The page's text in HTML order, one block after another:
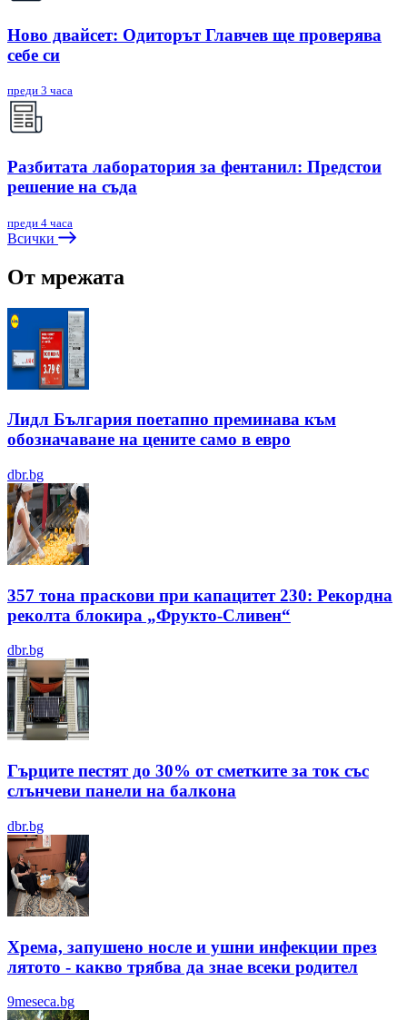
Ново двайсет: Одиторът Главчев ще проверява
себе си
преди 3 часа
Разбитата лаборатория за фентанил: Предстои
решение на съда
преди 4 часа
Всички
От мрежата
Лидл България поетапно преминава към
обозначаване на цените само в евро
dbr.bg
357 тона праскови при капацитет 230: Рекордна
реколта блокира „Фрукто-Сливен“
dbr.bg
Гърците пестят до 30% от сметките за ток със
слънчеви панели на балкона
dbr.bg
Хрема, запушено носле и ушни инфекции през
лятотo - какво трябва да знае всеки родител
9meseca.bg